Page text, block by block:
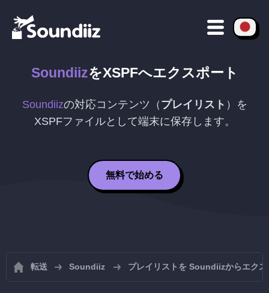
SoundiizをXSPFへエクスポート
Soundiizの対応コンテンツ（ プレイリスト ）を
XSPFファイルとして端末に保存します。
無料で始める
転送 Soundiiz プレイリストを Soundiizからエクス